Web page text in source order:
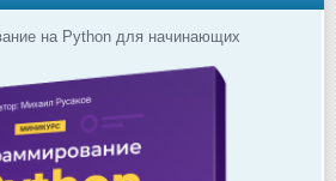
на Python для начинающих